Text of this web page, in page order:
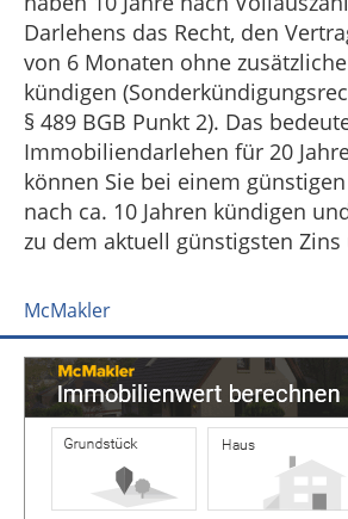
Darlehens das Recht, den
von 6 Monaten ohne
kündigen
§ 489 BGB Punkt 2). Das
Immobiliendarlehen für 20
können Sie bei einem
nach ca. 10 Jahren kündigen
zu dem aktuell günstigsten
McMakler